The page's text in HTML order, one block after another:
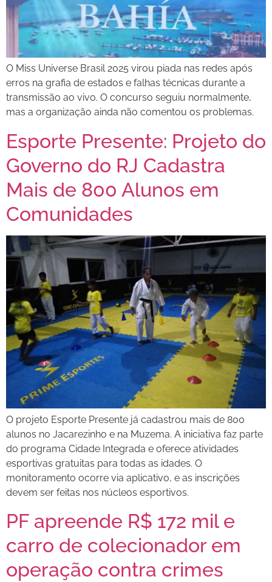
O Miss Universe Brasil 2025 virou piada nas redes após
erros na grafia de estados e falhas técnicas durante a
transmissão ao vivo. O concurso seguiu normalmente,
mas a organização ainda não comentou os problemas.
Esporte Presente: Projeto do
Governo do RJ Cadastra
Mais de 800 Alunos em
Comunidades
O projeto Esporte Presente já cadastrou mais de 800
alunos no Jacarezinho e na Muzema. A iniciativa faz parte
do programa Cidade Integrada e oferece atividades
esportivas gratuitas para todas as idades. O
monitoramento ocorre via aplicativo, e as inscrições
devem ser feitas nos núcleos esportivos.
PF apreende R$ 172 mil e
carro de colecionador em
operação contra crimes